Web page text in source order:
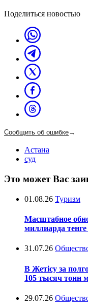
Поделиться новостью
Сообщить об ошибке→
Астана
суд
Это может Вас
01.08.26 Туризм
Масштабное
миллиарда
31.07.26
В Жетісу за
105 тысяч тонн
29.07.26